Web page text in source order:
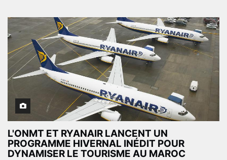
L'ONMT ET RYANAIR LANCENT UN
PROGRAMME HIVERNAL INÉDIT POUR
DYNAMISER LE TOURISME AU MAROC